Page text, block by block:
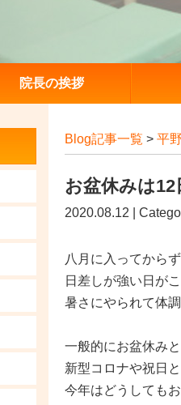
院長の挨拶
Blog記事一覧 > 平
お盆休みは12
2020.08.12 |
八月に入ってから
日差しが強い日が
暑さにやられて体
一般的にお盆休み
新型コロナや祝日
今年はどうしても